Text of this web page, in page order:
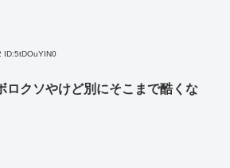
ID:5tDOuYIN0
ロクソやけど別にそこまで酷くな